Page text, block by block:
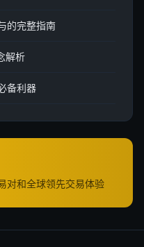
的完整指南
解析
备利器
对和全球领先交易体验